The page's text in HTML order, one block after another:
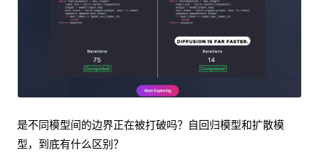
是不同模型间的边界正在被打破吗？自回归模型和扩散模
型，到底有什么区别？